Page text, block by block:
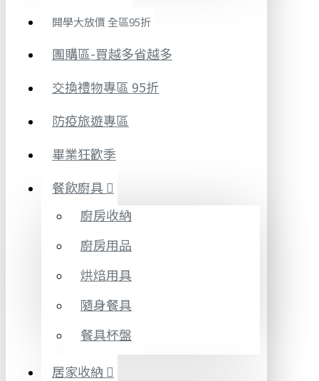
開學大放價 全區95折
團購區-買越多省越多
交換禮物專區 95折
防疫旅遊專區
畢業狂歡季
餐飲廚具
廚房收納
廚房用品
烘焙用具
隨身餐具
餐具杯盤
居家收納